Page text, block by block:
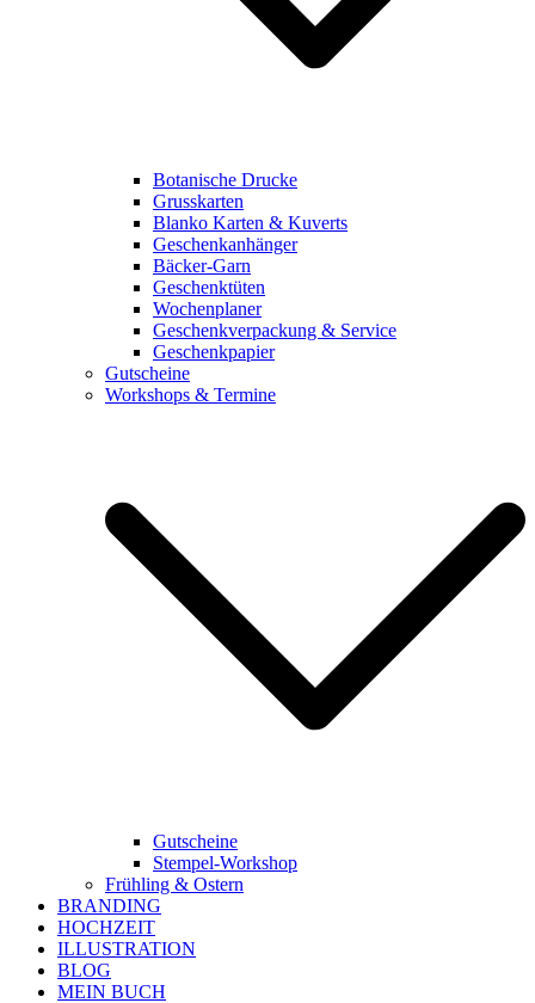
Botanische Drucke
Grusskarten
Blanko Karten & Kuverts
Geschenkanhänger
Bäcker-Garn
Geschenktüten
Wochenplaner
Geschenkverpackung & Service
Geschenkpapier
Gutscheine
Workshops & Termine
Gutscheine
Stempel-Workshop
Frühling & Ostern
BRANDING
HOCHZEIT
ILLUSTRATION
BLOG
MEIN BUCH